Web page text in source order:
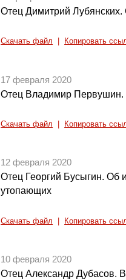
Отец Димитрий
Скачать файл Копировать
17 февраля 2020
Отец Владимир Первушин.
Скачать файл Копировать
12 февраля 2020
Отец Георгий Бусыгин. Об
утопающих
Скачать файл Копировать
10 февраля 2020
Отец Александр Дубасов.